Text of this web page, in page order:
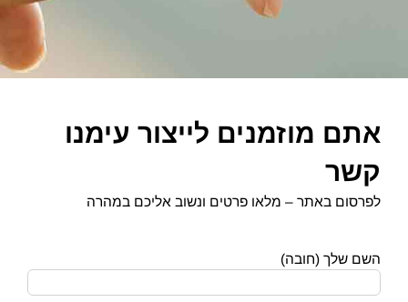
אתם מוזמנים לייצור עימנו
קשר
לפרסום באתר – מלאו פרטים ונשוב אליכם במהרה
השם שלך (חובה)